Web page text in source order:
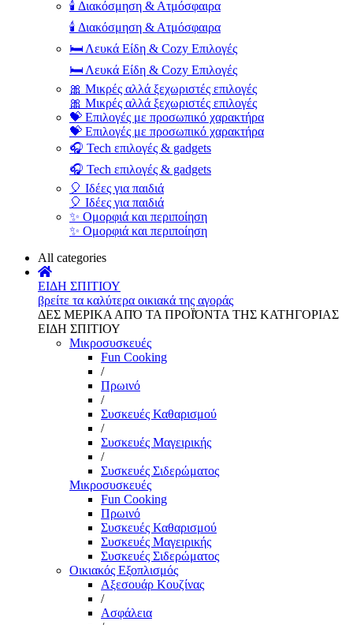
🕯️ Διακόσμηση & Ατμόσφαιρα
🕯️ Διακόσμηση & Ατμόσφαιρα
🛏️ Λευκά Είδη & Cozy Επιλογές
🛏️ Λευκά Είδη & Cozy Επιλογές
🎀 Μικρές αλλά ξεχωριστές επιλογές
🎀 Μικρές αλλά ξεχωριστές επιλογές
💝 Επιλογές με προσωπικό χαρακτήρα
💝 Επιλογές με προσωπικό χαρακτήρα
🎧 Tech επιλογές & gadgets
🎧 Tech επιλογές & gadgets
🎈 Ιδέες για παιδιά
🎈 Ιδέες για παιδιά
✨ Ομορφιά και περιποίηση
✨ Ομορφιά και περιποίηση
All categories
ΕΙΔΗ ΣΠΙΤΙΟΥ
βρείτε τα καλύτερα οικιακά της αγοράς
ΔΕΣ ΜΕΡΙΚΑ ΑΠΌ ΤΑ ΠΡΟΪΌΝΤΑ ΤΗΣ ΚΑΤΗΓΟΡΙΑΣ
ΕΙΔΗ ΣΠΙΤΙΟΥ
Μικροσυσκευές
Fun Cooking
/
Πρωινό
/
Συσκευές Καθαρισμού
/
Συσκευές Μαγειρικής
/
Συσκευές Σιδερώματος
Μικροσυσκευές
Fun Cooking
Πρωινό
Συσκευές Καθαρισμού
Συσκευές Μαγειρικής
Συσκευές Σιδερώματος
Οικιακός Εξοπλισμός
Αξεσουάρ Κουζίνας
/
Ασφάλεια